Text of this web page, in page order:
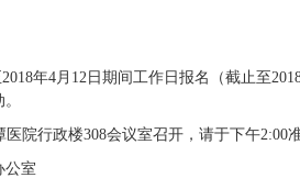
年4月12日期间工作日报名（截止至
院行政楼308会议室召开，请于下午
公室